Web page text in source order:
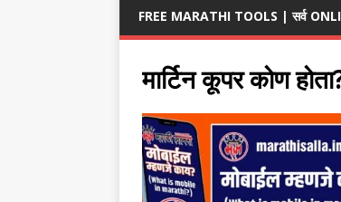
FREE MARATHI TOOLS | सर्व
मार्टिन कूपर कोण